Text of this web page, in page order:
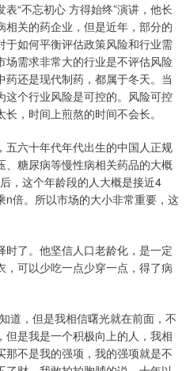
“不忘初心 方得始终”演讲，他长
关的药企业，但是近年，部分的
于如何平衡评估政策风险和行业需
需求非常大的行业是不评估风险
还是现代制药，都属于冬天。当
个行业风险是可控的。风险可控
，时间上煎熬的时间不会长。
六十年代年代出生的中国人正规
糖尿病等慢性病相关药品的大概
，这个年龄段的人大概是接近4
倍。所以市场的大小非常重要，这
了。他坚信人口老龄化，是一定
可以少吃一点少穿一点，得了病
，但是我相信曙光就在前面，不
是我是一个积极向上的人，我相
不是我的强项，我的强项就是不